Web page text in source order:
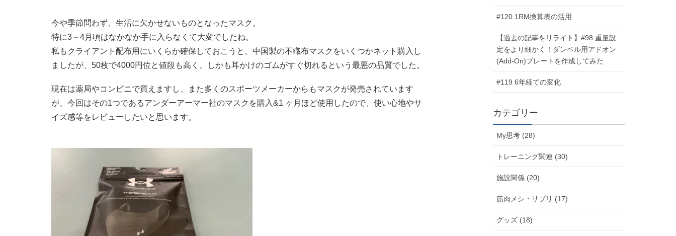
今や季節問わず、生活に欠かせないものとなったマスク。
特に3～4月頃はなかなか手に入らなくて大変でしたね。
私もクライアント配布用にいくらか確保しておこうと、中国製の不織布マスクをいくつかネット購入し
ましたが、50枚で4000円位と値段も高く、しかも耳かけのゴムがすぐ切れるという最悪の品質でした。
現在は薬局やコンビニで買えますし、また多くのスポーツメーカーからもマスクが発売されています
が、今回はその1つであるアンダーアーマー社のマスクを購入&1 ヶ月ほど使用したので、使い心地やサ
イズ感等をレビューしたいと思います。
#120 1RM換算表の活用
【過去の記事をリライト】#98 重量設
定をより細かく！ダンベル用アドオン
(Add-On)プレートを作成してみた
#119 6年経ての変化
カテゴリー
My思考 (28)
トレーニング関連 (30)
施設関係 (20)
筋肉メシ・サプリ (17)
グッズ (18)